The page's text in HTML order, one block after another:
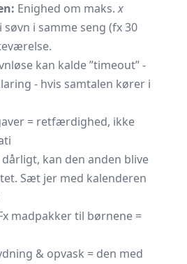
Enighed om maks.x
i samme seng (fx 30
kan kalde ”timeout” -
- hvis samtalen kører i
= retfærdighed, ikke
kan den anden blive
Sæt jer med kalenderen
madpakker til børnene =
& opvask = den med